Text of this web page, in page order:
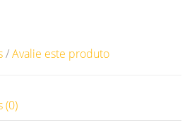
/Avalie este produto
(0)